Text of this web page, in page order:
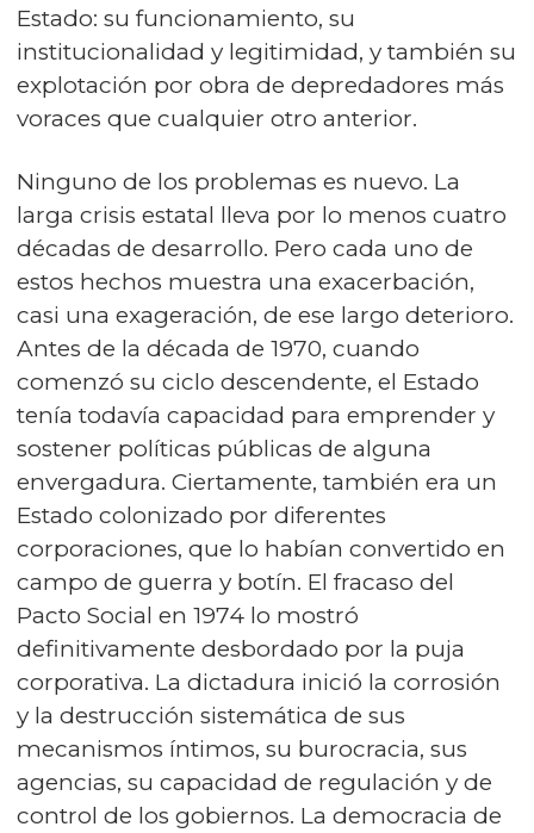
Estado: su funcionamiento, su
institucionalidad y legitimidad, y también su
explotación por obra de depredadores más
voraces que cualquier otro anterior.
Ninguno de los problemas es nuevo. La
larga crisis estatal lleva por lo menos cuatro
décadas de desarrollo. Pero cada uno de
estos hechos muestra una exacerbación,
casi una exageración, de ese largo deterioro.
Antes de la década de 1970, cuando
comenzó su ciclo descendente, el Estado
tenía todavía capacidad para emprender y
sostener políticas públicas de alguna
envergadura. Ciertamente, también era un
Estado colonizado por diferentes
corporaciones, que lo habían convertido en
campo de guerra y botín. El fracaso del
Pacto Social en 1974 lo mostró
definitivamente desbordado por la puja
corporativa. La dictadura inició la corrosión
y la destrucción sistemática de sus
mecanismos íntimos, su burocracia, sus
agencias, su capacidad de regulación y de
control de los gobiernos. La democracia de